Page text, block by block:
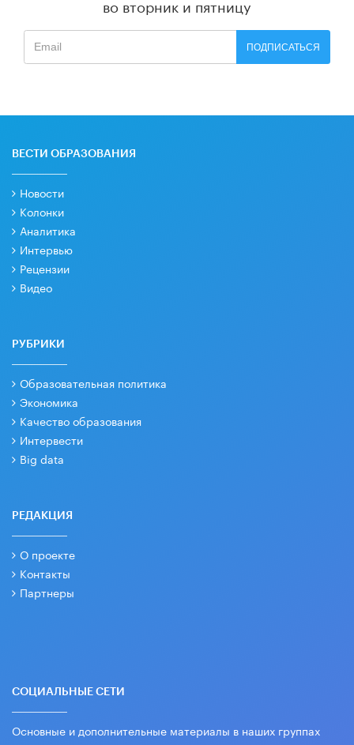
во вторник и пятницу
ПОДПИСАТЬСЯ
ВЕСТИ ОБРАЗОВАНИЯ
Новости
Колонки
Аналитика
Интервью
Рецензии
Видео
РУБРИКИ
Образовательная политика
Экономика
Качество образования
Интервести
Big data
РЕДАКЦИЯ
О проекте
Контакты
Партнеры
СОЦИАЛЬНЫЕ СЕТИ
Основные и дополнительные материалы в наших группах